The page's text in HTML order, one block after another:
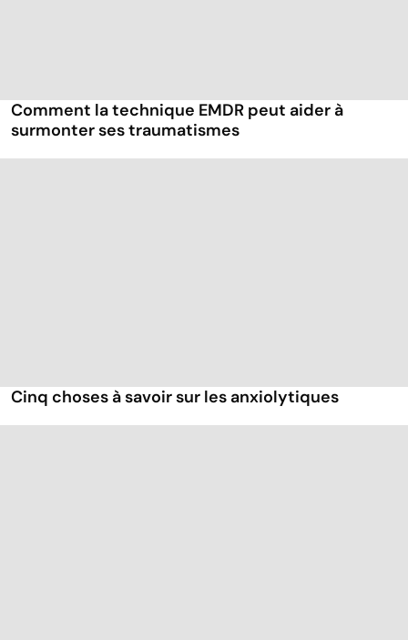
Comment la technique EMDR peut aider à
surmonter ses traumatismes
Cinq choses à savoir sur les anxiolytiques